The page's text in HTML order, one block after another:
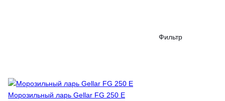
Фильтр
Морозильный ларь Gellar FG 250 E